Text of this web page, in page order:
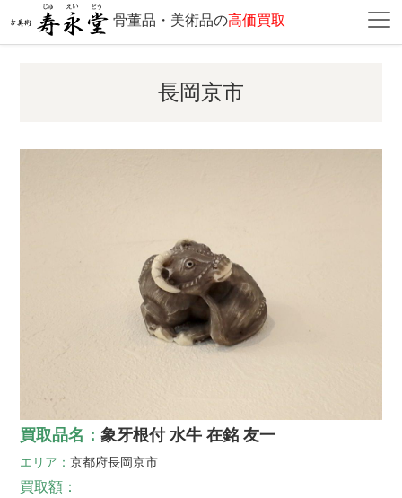
骨董品・美術品の高価買取
長岡京市
買取品名：象牙根付 水牛 在銘 友一
エリア：京都府長岡京市
買取額：